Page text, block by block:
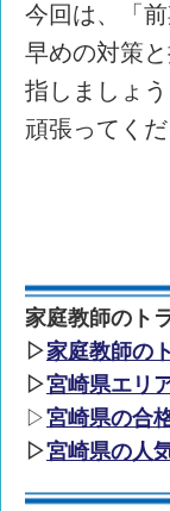
今回は、「
早めの対策
指しましょう
頑張ってく
家庭教師のト
▷家庭教師の
▷宮崎県エリ
▷宮崎県の合
▷宮崎県の人